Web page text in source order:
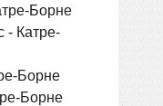
Борне
- Катре-
Борне
Борне